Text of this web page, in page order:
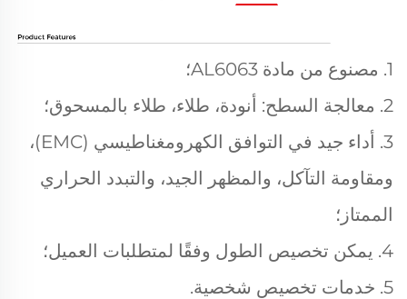
1. مصنوع من مادة AL6063؛
2. معالجة السطح: أنودة، طلاء، طلاء بالمسحوق؛
3. أداء جيد في التوافق الكهرومغناطيسي (EMC)،
ومقاومة التآكل، والمظهر الجيد، والتبدد الحراري
الممتاز؛
4. يمكن تخصيص الطول وفقًا لمتطلبات العميل؛
5. خدمات تخصيص شخصية.